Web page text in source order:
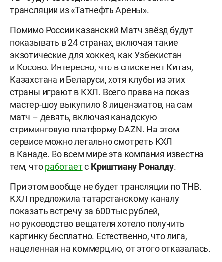
трансляции из «Татнефть Арены».
Помимо России казанский Матч звёзд будут
показывать в 24 странах, включая такие
экзотические для хоккея, как Узбекистан
и Косово. Интересно, что в списке нет Китая,
Казахстана и Беларуси, хотя клубы из этих
страны играют в КХЛ. Всего права на показ
мастер-шоу выкупило 8 лицензиатов, на сам
матч – девять, включая канадскую
стриминговую платформу DAZN. На этом
сервисе можно легально смотреть КХЛ
в Канаде. Во всем мире эта компания известна
тем, чтоработаетс Криштиану Роналду.
При этом вообще не будет трансляции по ТНВ.
КХЛ предложила татарстанскому каналу
показать встречу за 600 тыс рублей,
но руководство вещателя хотело получить
картинку бесплатно. Естественно, что лига,
нацеленная на коммерцию, от этого отказалась.